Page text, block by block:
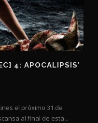
4: APOCALIPSIS’
el próximo 31 de
al final de esta...